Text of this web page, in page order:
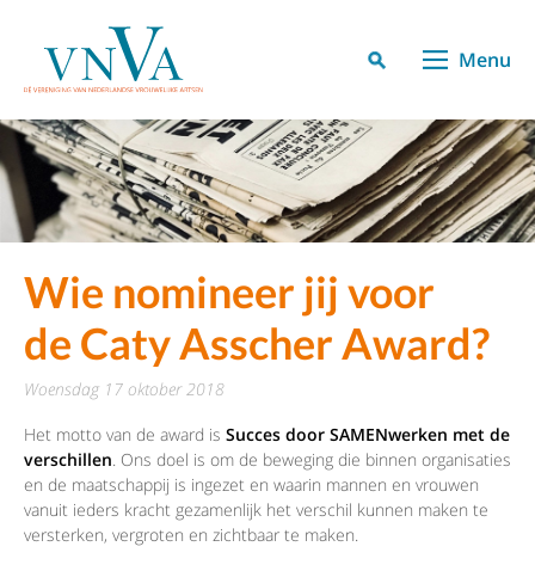
Menu
Wie nomineer jij voor
de Caty Asscher Award?
woensdag 17 oktober 2018
Het motto van de award is Succes door SAMENwerken met de
verschillen. Ons doel is om de beweging die binnen organisaties
en de maatschappij is ingezet en waarin mannen en vrouwen
vanuit ieders kracht gezamenlijk het verschil kunnen maken te
versterken, vergroten en zichtbaar te maken.